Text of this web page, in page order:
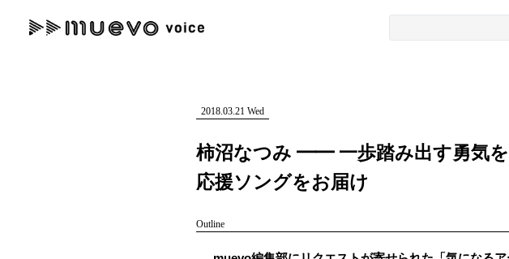
"読者の声を形にする”音楽特化メディア
2018.03.21 Wed
柿沼なつみ ━━ 一歩踏み出す勇気
応援ソングをお届け
Outline